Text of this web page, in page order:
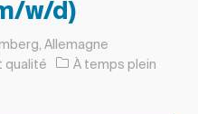
w/d)
Allemagne
qualité Type d’emploi
À temps plein